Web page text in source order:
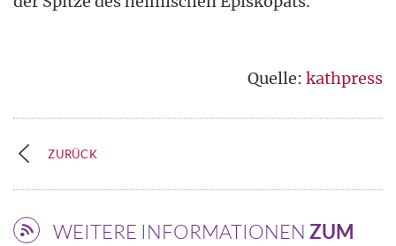
Quelle: kathpress
ZURÜCK
WEITERE INFORMATIONEN ZUM